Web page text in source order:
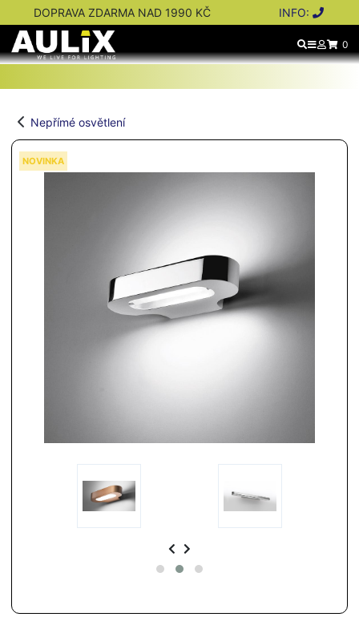
DOPRAVA ZDARMA NAD 1990 KČ INFO:
0
Nepřímé osvětlení
NOVINKA